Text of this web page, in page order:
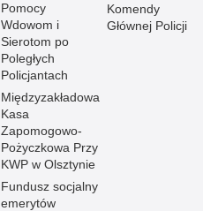
Pomocy
Wdowom i
Sierotom po
Poległych
Policjantach
Międzyzakładowa
Kasa
Zapomogowo-
Pożyczkowa Przy
KWP w Olsztynie
Fundusz socjalny
emerytów
Komendy
Głównej Policji